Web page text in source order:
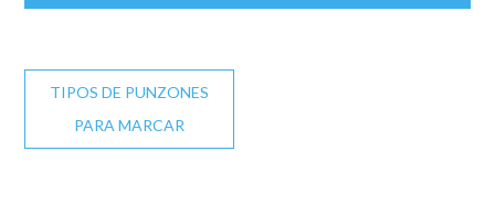
TIPOS DE PUNZONES
PARA MARCAR